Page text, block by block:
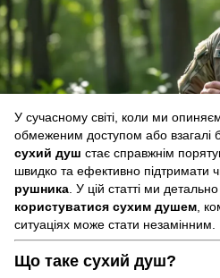
У сучасному світі, коли ми
обмеженим доступом або взагалі
сухий душ стає справжнім
швидко та ефективно підтримати
рушника. У цій статті ми
користуватися сухим душем,
ситуаціях може стати незамінним.
Що таке сухий душ?